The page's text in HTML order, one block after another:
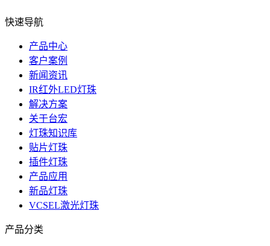
快速导航
产品中心
客户案例
新闻资讯
IR红外LED灯珠
解决方案
关于台宏
灯珠知识库
贴片灯珠
插件灯珠
产品应用
新品灯珠
VCSEL激光灯珠
产品分类